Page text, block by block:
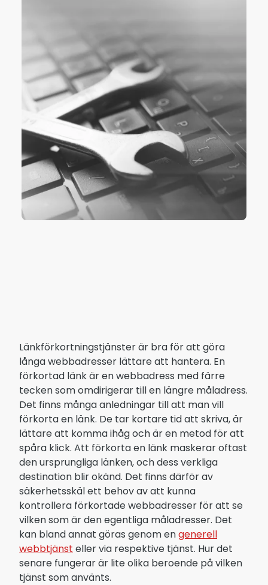
Länkförkortningstjänster är bra för att göra
långa webbadresser lättare att hantera. En
förkortad länk är en webbadress med färre
tecken som omdirigerar till en längre måladress.
Det finns många anledningar till att man vill
förkorta en länk. De tar kortare tid att skriva, är
lättare att komma ihåg och är en metod för att
spåra klick. Att förkorta en länk maskerar oftast
den ursprungliga länken, och dess verkliga
destination blir okänd. Det finns därför av
säkerhetsskäl ett behov av att kunna
kontrollera förkortade webbadresser för att se
vilken som är den egentliga måladresser. Det
kan bland annat göras genom engenerell
webbtjänst eller via respektive tjänst. Hur det
senare fungerar är lite olika beroende på vilken
tjänst som använts.